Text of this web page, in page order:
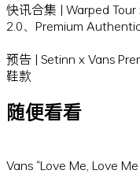
快讯合集 | Warped
2.0、Premium
预告 | Setinn x Vans
鞋款
随便看看
Vans “Love Me, Love